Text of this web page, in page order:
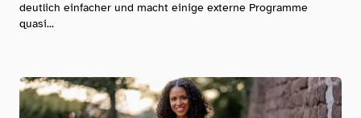
deutlich einfacher und macht einige externe Programme
quasi...